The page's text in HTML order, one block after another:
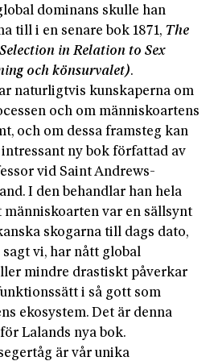
dominans skulle han
till i en senare bok 1871, The
in Relation to Sex
och könsurvalet).
naturligtvis kunskaperna om
och om människoartens
och om dessa framsteg kan
ny bok författad av
vid Saint Andrews-
I den behandlar han hela
var en sällsynt
skogarna till dags dato,
vi, har nått global
mindre drastiskt påverkar
i så gott som
ekosystem. Det är denna
Lalands nya bok.
är vår unika